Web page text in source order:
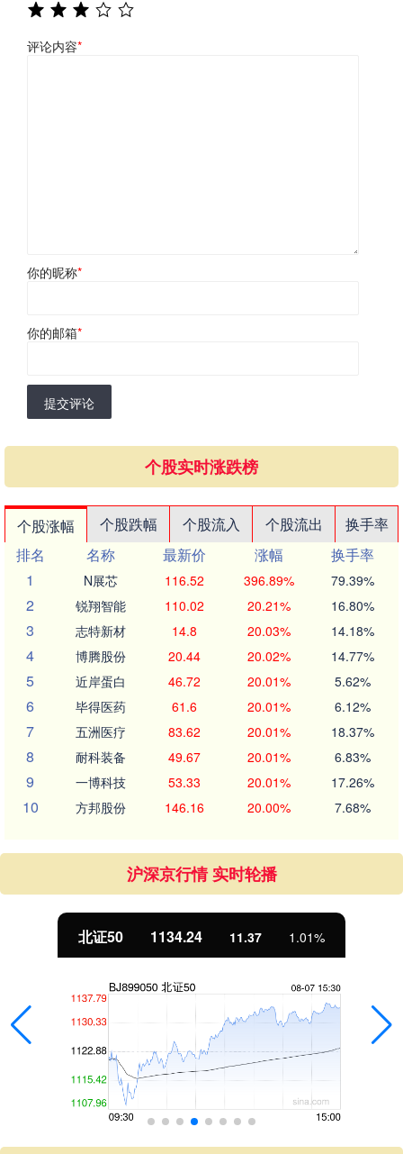
评论内容*
你的昵称*
你的邮箱*
提交评论
个股实时涨跌榜
个股涨幅 个股跌幅 个股流入 个股流出
换手率
排名
名称 最新价 涨幅
换手率
1
N展芯 116.52 396.89% 79.39%
2 锐翔智能 110.02 20.21% 16.80%
3 志特新材 14.8 20.03% 14.18%
4 博腾股份 20.44 20.02% 14.77%
5 近岸蛋白 46.72 20.01% 5.62%
6 毕得医药 61.6 20.01% 6.12%
7 五洲医疗 83.62 20.01% 18.37%
8 耐科装备 49.67 20.01% 6.83%
9 一博科技 53.33 20.01% 17.26%
10 方邦股份 146.16 20.00% 7.68%
沪深京行情 实时轮播
北证50 1134.24 11.37 1.01%